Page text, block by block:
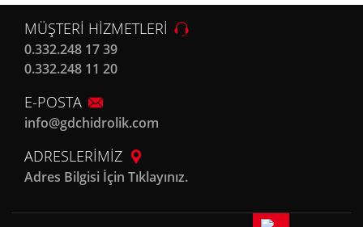
MÜŞTERİ HİZMETLERİ
0.332.248 17 39
0.332.248 11 20
E-POSTA
info@gdchidrolik.com
ADRESLERİMİZ
Adres Bilgisi İçin Tıklayınız.